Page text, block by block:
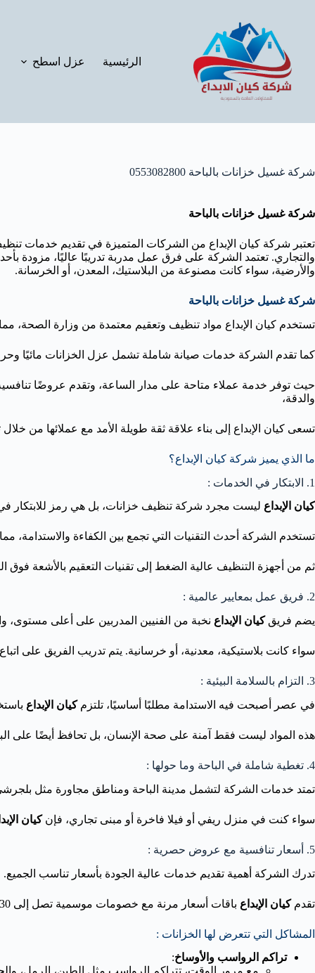
الرئيسية عزل اسطح
شركة غسيل خزانات بالباحة 0553082800
شركة غسيل خزانات بالباحة
تعتبر شركة كيان الإبداع من الشركات المتميزة في تقديم خدمات
والتجاري. تعتمد الشركة على فرق عمل مدربة تدريبًا عاليًا، مزودة
والأرضية، سواء كانت مصنوعة من البلاستيك، المعدن، أو الخرسانة.
شركة غسيل خزانات بالباحة
تستخدم كيان الإبداع مواد تنظيف وتعقيم معتمدة من وزارة الصحة،
كما تقدم الشركة خدمات صيانة شاملة تشمل عزل الخزانات مائيًا
والدقة،
تسعى كيان الإبداع إلى بناء علاقة ثقة طويلة الأمد مع عملائها من
ما الذي يميز شركة كيان الإبداع؟
1. الابتكار في الخدمات :
كيان الإبداع ليست مجرد شركة تنظيف خزانات، بل هي رمز للابتكار
تستخدم الشركة أحدث التقنيات التي تجمع بين الكفاءة والاستدامة، مما
ثم من أجهزة التنظيف عالية الضغط إلى تقنيات التعقيم بالأشعة فوق
2. فريق عمل بمعايير عالمية :
يضم فريقكيان الإبداع نخبة من الفنيين المدربين على أعلى مستوى،
سواء كانت بلاستيكية، معدنية، أو خرسانية. يتم تدريب الفريق على
3. التزام بالسلامة البيئية :
في عصر أصبحت فيه الاستدامة مطلبًا أساسيًا، تلتزمكيان الإبداع
هذه المواد ليست فقط آمنة على صحة الإنسان، بل تحافظ أيضًا على
4. تغطية شاملة في الباحة وما حولها :
تمتد خدمات الشركة لتشمل مدينة الباحة ومناطق مجاورة مثل
سواء كنت في منزل ريفي أو فيلا فاخرة أو مبنى تجاري، فإنكيان
5. أسعار تنافسية مع عروض حصرية :
تدرك الشركة أهمية تقديم خدمات عالية الجودة بأسعار تناسب الجميع.
تقدمكيان الإبداع باقات أسعار مرنة مع خصومات موسمية تصل إلى 30% على خدمات التنظيف والتعقيم، مما يجعلها الخيار الأمثل من حيث القيمة مقابل المال.
المشاكل التي تتعرض لها الخزانات :
تراكم الرواسب والأوساخ: